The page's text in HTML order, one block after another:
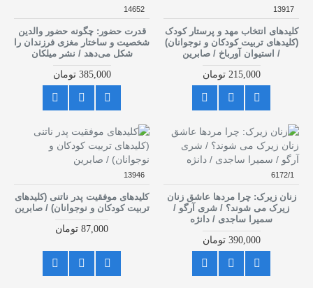
13917
کلیدهای انتخاب مهد و پرستار کودک
(کلید‌های تربیت کودکان و نوجوانان)
/ استیوان آورباخ / صابرین
215,000 تومان
14652
قدرت حضور: چگونه حضور والدین
شخصیت و ساختار مغزی فرزندان را
شکل می‌دهد / نشر میلکان
385,000 تومان
6172/1
زنان زیرک: چرا مردها عاشق زنان
زیرک می شوند؟ / شری آرگو /
سمیرا ساجدی / دانژه
390,000 تومان
13946
کلیدهای موفقیت پدر ناتنی (کلیدهای
تربیت کودکان و نوجوانان) / صابرین
87,000 تومان